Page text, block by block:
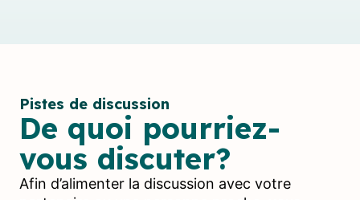
Pistes de discussion
De quoi pourriez-
vous discuter?
Afin d’alimenter la discussion avec votre